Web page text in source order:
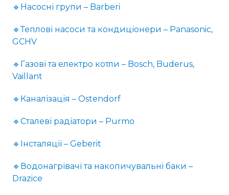
🔹Насосні групи – Barberi
🔹Теплові насоси та кондиціонери – Panasonic,
GCHV
🔹Газові та електро котли – Bosch, Buderus,
Vaillant
🔹Каналізація – Ostendorf
🔹Сталеві радіатори – Purmo
🔹Інсталяції – Geberit
🔹Водонагрівачі та накопичувальні баки –
Drazice